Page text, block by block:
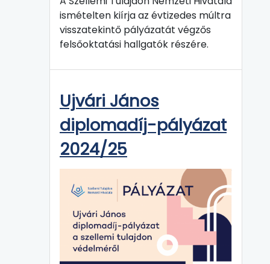
ismételten kiírja az évtizedes múltra
visszatekintő pályázatát végzős
felsőoktatási hallgatók részére.
Ujvári János
diplomadíj-pályázat
2024/25